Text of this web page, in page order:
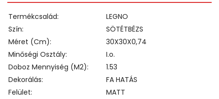
Termékcsalád
LEGNO
Szín
SÖTÉTBÉZS
Méret (cm)
30X30X0,74
Minőségi Osztály
I.o.
Doboz Mennyiség (m2)
1.53
Dekorálás
FA HATÁS
Felület
MATT